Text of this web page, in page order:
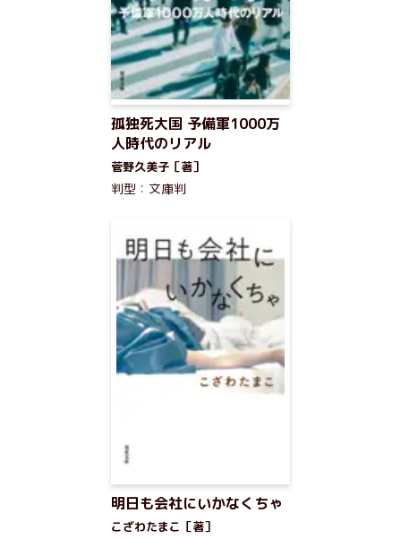
孤独死大国 予備軍1000万
人時代のリアル
菅野久美子［著］
判型：文庫判
明日も会社にいかなくちゃ
こざわたまこ［著］